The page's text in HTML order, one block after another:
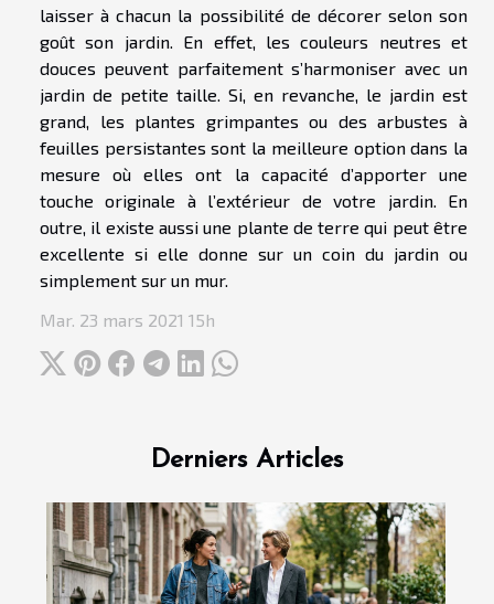
Derniers Articles
laisser à chacun la possibilité de décorer selon son
goût son jardin. En effet, les couleurs neutres et
douces peuvent parfaitement s’harmoniser avec un
jardin de petite taille. Si, en revanche, le jardin est
grand, les plantes grimpantes ou des arbustes à
feuilles persistantes sont la meilleure option dans la
mesure où elles ont la capacité d’apporter une
touche originale à l’extérieur de votre jardin. En
outre, il existe aussi une plante de terre qui peut être
excellente si elle donne sur un coin du jardin ou
simplement sur un mur.
Mar. 23 mars 2021 15h